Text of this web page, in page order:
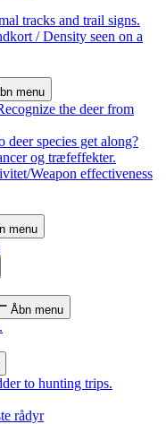
tracks and trail signs.
/ Density seen on a
menu
the deer from
deer species get along?
og træfeffekter.
Weapon effectiveness
menu
Åbn menu
to hunting trips.
rådyr